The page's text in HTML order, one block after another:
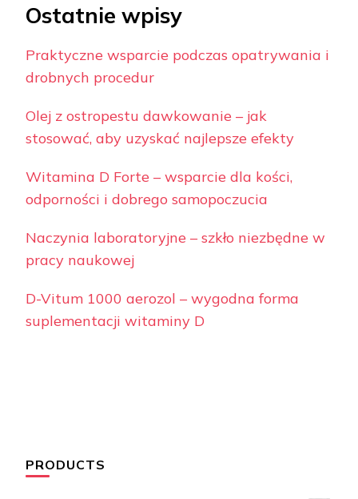
Ostatnie wpisy
Praktyczne wsparcie podczas opatrywania i
drobnych procedur
Olej z ostropestu dawkowanie – jak
stosować, aby uzyskać najlepsze efekty
Witamina D Forte – wsparcie dla kości,
odporności i dobrego samopoczucia
Naczynia laboratoryjne – szkło niezbędne w
pracy naukowej
D-Vitum 1000 aerozol – wygodna forma
suplementacji witaminy D
PRODUCTS